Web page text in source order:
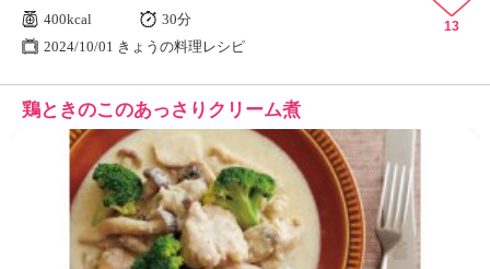
400kcal
30分
2024/10/01 きょうの料理レシピ
13
鶏ときのこのあっさりクリーム煮